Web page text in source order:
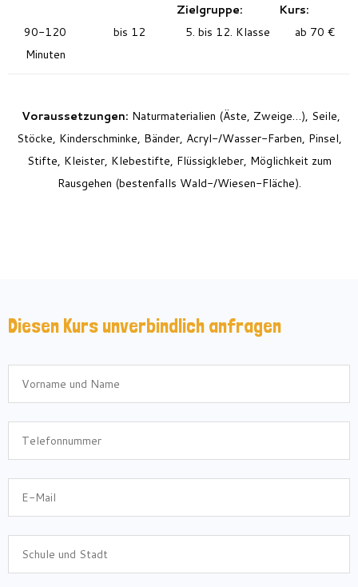
Zielgruppe:
Kurs:
90-120
Minuten
bis 12 5. bis 12. Klasse ab 70 €
Voraussetzungen: Naturmaterialien (Äste, Zweige…), Seile,
Stöcke, Kinderschminke, Bänder, Acryl-/Wasser-Farben, Pinsel,
Stifte, Kleister, Klebestifte, Flüssigkleber, Möglichkeit zum
Rausgehen (bestenfalls Wald-/Wiesen-Fläche).
Diesen Kurs unverbindlich anfragen